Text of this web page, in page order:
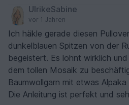
UlrikeSabine
vor 1 Jahren
Ich häkle gerade diesen
dunkelblauen Spitzen von der
begeistert. Es lohnt wirklich
dem tollen Mosaik zu
Baumwollgarn mit etwas
Die Anleitung ist perfekt und